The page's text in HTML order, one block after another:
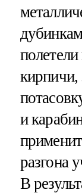
кирпичи,
и
разгона
В